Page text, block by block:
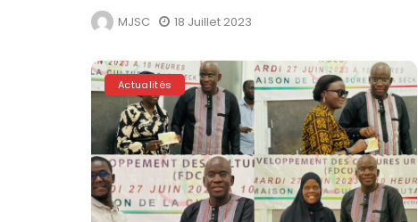
MJSC 18 Juillet 2023
Actualités